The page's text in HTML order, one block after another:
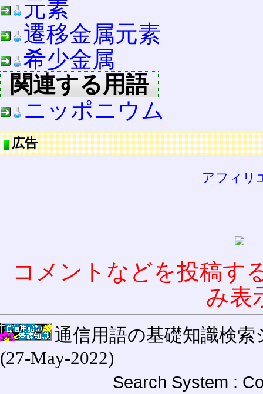
元素
遷移金属元素
希少金属
関連する用語
ニッポニウム
広告
アフィリ
コメントなどを投稿す
み表
通信用語の基礎知識検索
(27-May-2022)
Search System :